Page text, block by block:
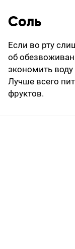
Соль
Если во рту
об
экономить
Лучше всего
фруктов.